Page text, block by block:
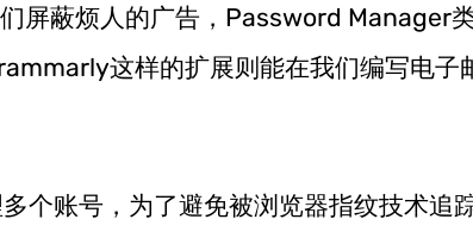
屏蔽烦人的广告，Password Manager
这样的扩展则能在我们编写电子
个账号，为了避免被浏览器指纹技术追